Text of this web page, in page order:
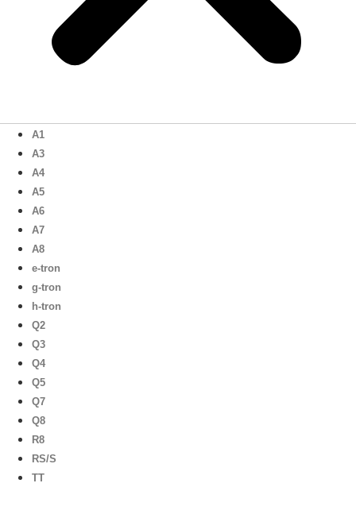
A1
A3
A4
A5
A6
A7
A8
e-tron
g-tron
h-tron
Q2
Q3
Q4
Q5
Q7
Q8
R8
RS/S
TT